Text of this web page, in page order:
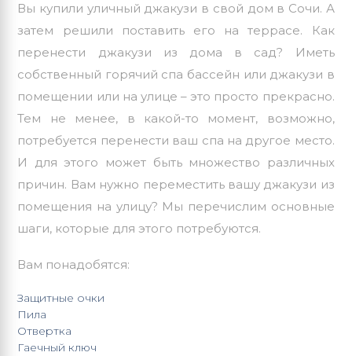
Вы купили уличный джакузи в свой дом в Сочи. А
затем решили поставить его на террасе. Как
перенести джакузи из дома в сад? Иметь
собственный горячий спа бассейн или джакузи в
помещении или на улице – это просто прекрасно.
Тем не менее, в какой-то момент, возможно,
потребуется перенести ваш спа на другое место.
И для этого может быть множество различных
причин. Вам нужно переместить вашу джакузи из
помещения на улицу? Мы перечислим основные
шаги, которые для этого потребуются.
Вам понадобятся:
Защитные очки
Пила
Отвертка
Гаечный ключ